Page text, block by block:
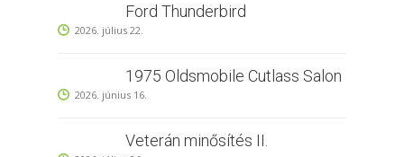
Ford Thunderbird
2026. július 22.
1975 Oldsmobile Cutlass Salon
2026. június 16.
Veterán minősítés II.